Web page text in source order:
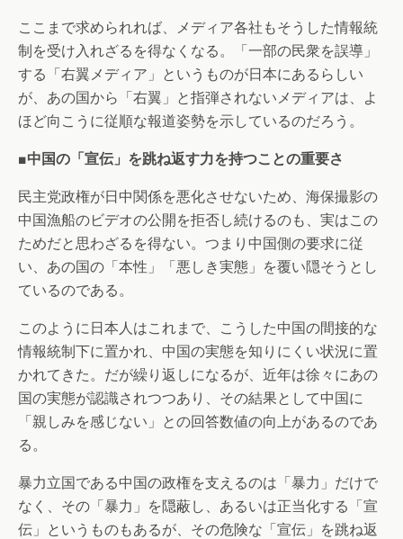
ここまで求められれば、メディア各社もそうした情報統
制を受け入れざるを得なくなる。「一部の民衆を誤導」
する「右翼メディア」というものが日本にあるらしい
が、あの国から「右翼」と指弾されないメディアは、よ
ほど向こうに従順な報道姿勢を示しているのだろう。
■中国の「宣伝」を跳ね返す力を持つことの重要さ
民主党政権が日中関係を悪化させないため、海保撮影の
中国漁船のビデオの公開を拒否し続けるのも、実はこの
ためだと思わざるを得ない。つまり中国側の要求に従
い、あの国の「本性」「悪しき実態」を覆い隠そうとし
ているのである。
このように日本人はこれまで、こうした中国の間接的な
情報統制下に置かれ、中国の実態を知りにくい状況に置
かれてきた。だが繰り返しになるが、近年は徐々にあの
国の実態が認識されつつあり、その結果として中国に
「親しみを感じない」との回答数値の向上があるのであ
る。
暴力立国である中国の政権を支えるのは「暴力」だけで
なく、その「暴力」を隠蔽し、あるいは正当化する「宣
伝」というものもあるが、その危険な「宣伝」を跳ね返